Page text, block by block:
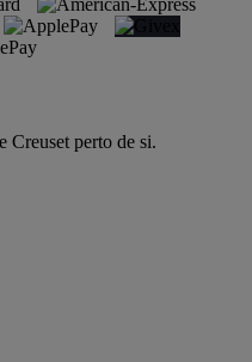
Creuset perto de si.